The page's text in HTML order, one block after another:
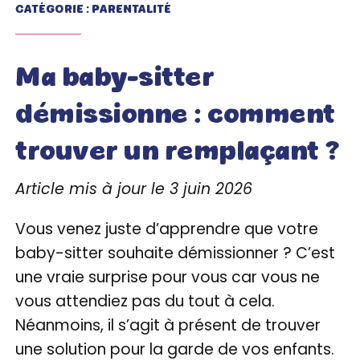
CATÉGORIE : PARENTALITÉ
Ma baby-sitter
démissionne : comment
trouver un remplaçant ?
Article mis à jour le 3 juin 2026
Vous venez juste d’apprendre que votre
baby-sitter souhaite démissionner ? C’est
une vraie surprise pour vous car vous ne
vous attendiez pas du tout à cela.
Néanmoins, il s’agit à présent de trouver
une solution pour la garde de vos enfants.